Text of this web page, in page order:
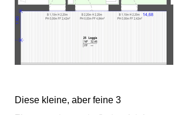
Diese kleine, aber feine 3